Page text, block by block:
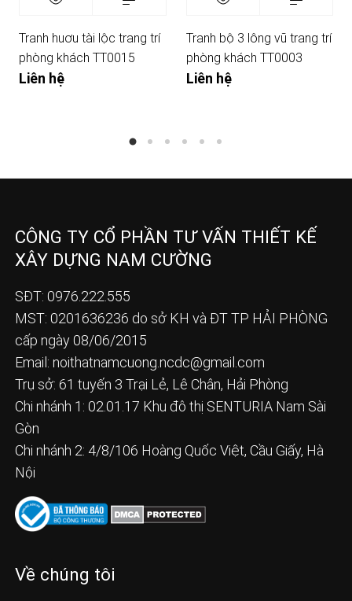
Tranh huơu tài lộc trang trí
phòng khách TT0015
Liên hệ
Tranh bộ 3 lông vũ trang trí
phòng khách TT0003
Liên hệ
CÔNG TY CỔ PHẦN TƯ VẤN THIẾT KẾ
XÂY DỰNG NAM CƯỜNG
SĐT: 0976.222.555
MST: 0201636236 do sở KH và ĐT TP HẢI PHÒNG
cấp ngày 08/06/2015
Email: noithatnamcuong.ncdc@gmail.com
Trụ sở: 61 tuyến 3 Trại Lẻ, Lê Chân, Hải Phòng
Chi nhánh 1: 02.01.17 Khu đô thị SENTURIA Nam Sài
Gòn
Chi nhánh 2: 4/8/106 Hoàng Quốc Việt, Cầu Giấy, Hà
Nội
Về chúng tôi